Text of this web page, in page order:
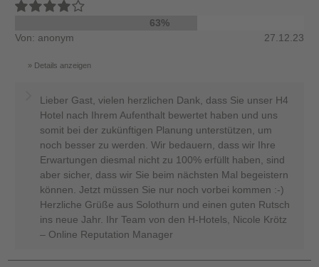
63%
Von: anonym
27.12.23
Details anzeigen
Lieber Gast, vielen herzlichen Dank, dass Sie unser H4
Hotel nach Ihrem Aufenthalt bewertet haben und uns
somit bei der zukünftigen Planung unterstützen, um
noch besser zu werden. Wir bedauern, dass wir Ihre
Erwartungen diesmal nicht zu 100% erfüllt haben, sind
aber sicher, dass wir Sie beim nächsten Mal begeistern
können. Jetzt müssen Sie nur noch vorbei kommen :-)
Herzliche Grüße aus Solothurn und einen guten Rutsch
ins neue Jahr. Ihr Team von den H-Hotels, Nicole Krötz
– Online Reputation Manager